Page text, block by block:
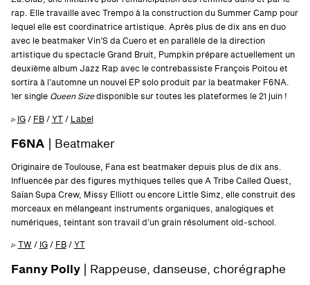
rap. Elle travaille avec Trempo à la construction du Summer Camp pour
lequel elle est coordinatrice artistique. Après plus de dix ans en duo
avec le beatmaker Vin’S da Cuero et en parallèle de la direction
artistique du spectacle Grand Bruit, Pumpkin prépare actuellement un
deuxième album Jazz Rap avec le contrebassiste François Poitou et
sortira à l’automne un nouvel EP solo produit par la beatmaker F6NA.
1er single Queen Sizedisponible sur toutes les plateformes le 21 juin !
▹ IG/ FB/YT/ Label
F6NA | Beatmaker
Originaire de Toulouse, Fana est beatmaker depuis plus de dix ans.
Influencée par des figures mythiques telles que A Tribe Called Quest,
Saïan Supa Crew, Missy Elliott ou encore Little Simz, elle construit des
morceaux en mélangeant instruments organiques, analogiques et
numériques, teintant son travail d’un grain résolument old-school.
▹ TW / IG/ FB/YT
Fanny Polly | Rappeuse, danseuse, chorégraphe